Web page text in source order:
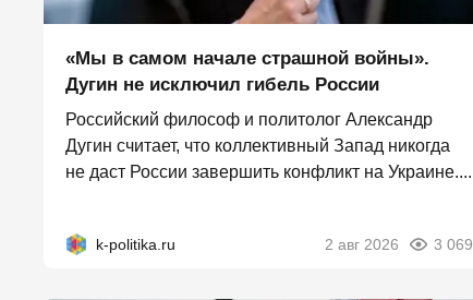
«Мы в самом начале страшной войны».
Дугин не исключил гибель России
Российский философ и политолог Александр
Дугин считает, что коллективный Запад никогда
не даст России завершить конфликт на Украине....
k-politika.ru 2 авг 2026 3 069